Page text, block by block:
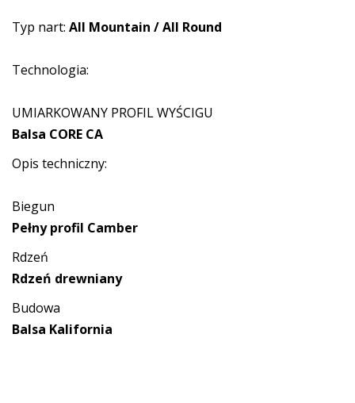
Typ nart: All Mountain / All Round
Technologia:
UMIARKOWANY PROFIL WYŚCIGU
Balsa CORE CA
Opis techniczny:
Biegun
Pełny profil Camber
Rdzeń
Rdzeń drewniany
Budowa
Balsa Kalifornia